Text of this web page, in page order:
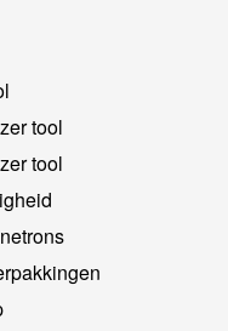
tool
tool